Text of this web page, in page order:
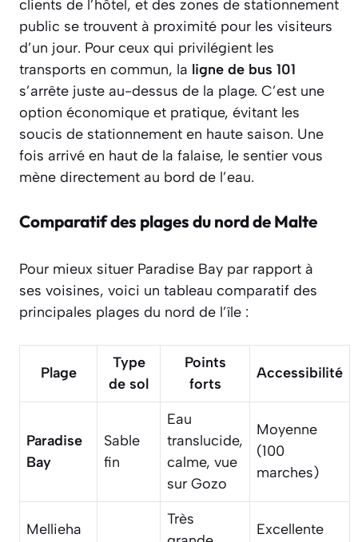
clients de l’hôtel, et des zones de stationnement
public se trouvent à proximité pour les visiteurs
d’un jour. Pour ceux qui privilégient les
transports en commun, la ligne de bus 101
s’arrête juste au-dessus de la plage. C’est une
option économique et pratique, évitant les
soucis de stationnement en haute saison. Une
fois arrivé en haut de la falaise, le sentier vous
mène directement au bord de l’eau.
Comparatif des plages du nord de Malte
Pour mieux situer Paradise Bay par rapport à
ses voisines, voici un tableau comparatif des
principales plages du nord de l’île :
Plage
Type
de sol
Points
forts
Accessibilité
Paradise
Bay
Sable
fin
Eau
translucide,
calme, vue
sur Gozo
Moyenne
(100
marches)
Mellieha
Très
Excellente